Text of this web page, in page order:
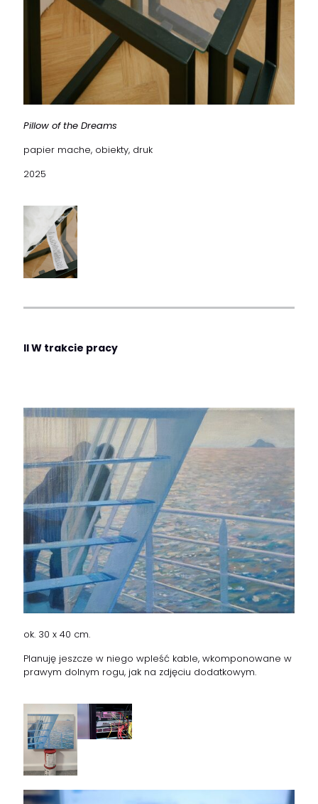
Pillow of the Dreams
papier mache, obiekty, druk
2025
II W trakcie pracy
ok. 30 x 40 cm.
Planuję jeszcze w niego wpleść kable, wkomponowane w
prawym dolnym rogu, jak na zdjęciu dodatkowym.